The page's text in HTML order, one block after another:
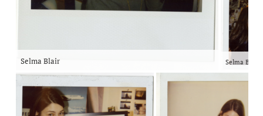
Selma Blair Selma Blair